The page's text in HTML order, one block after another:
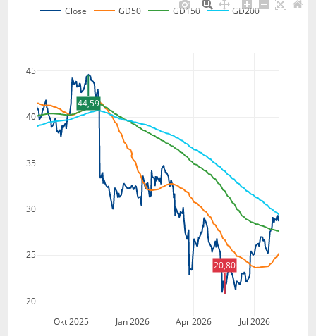
Okt 2025 Jan 2026 Apr 2026 Jul 2026
20
25
30
35
40
45
Close GD50 GD150 GD200
44,59
20,80